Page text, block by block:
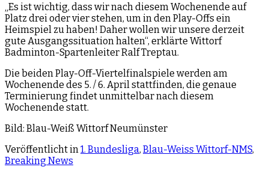
„Es ist wichtig, dass wir nach diesem Wochenende auf
Platz drei oder vier stehen, um in den Play-Offs ein
Heimspiel zu haben! Daher wollen wir unsere derzeit
gute Ausgangssituation halten“, erklärte Wittorf
Badminton-Spartenleiter Ralf Treptau.
Die beiden Play-Off-Viertelfinalspiele werden am
Wochenende des 5. / 6. April stattfinden, die genaue
Terminierung findet unmittelbar nach diesem
Wochenende statt.
Bild: Blau-Weiß Wittorf Neumünster
Veröffentlicht in 1. Bundesliga, Blau-Weiss Wittorf-NMS,
Breaking News